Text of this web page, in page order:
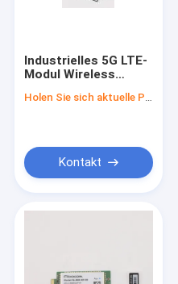
Videos
Industrielles 5G LTE-
Modul Wireless
drahtloses
Holen Sie sich aktuelle Preis
Kontakt